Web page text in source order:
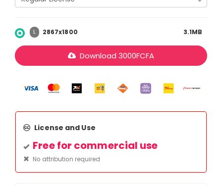
L 2867x1800 3.1MB
Download 3000FCFA
License and Use
Free for commercial use
No attribution required